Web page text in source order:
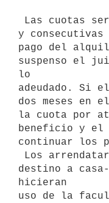
y
pago del
suspenso el
lo
adeudado. Si
dos meses en
la cuota por
beneficio y el
continuar los
destino a
hicieran
uso de la